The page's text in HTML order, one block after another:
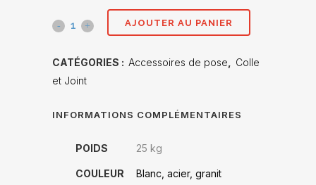
V610
fin
quantité(s)
AJOUTER AU PANIER
CATÉGORIES : Accessoires de pose
Colle
et Joint
INFORMATIONS COMPLÉMENTAIRES
POIDS 25 kg
COULEUR Blanc, acier, granit